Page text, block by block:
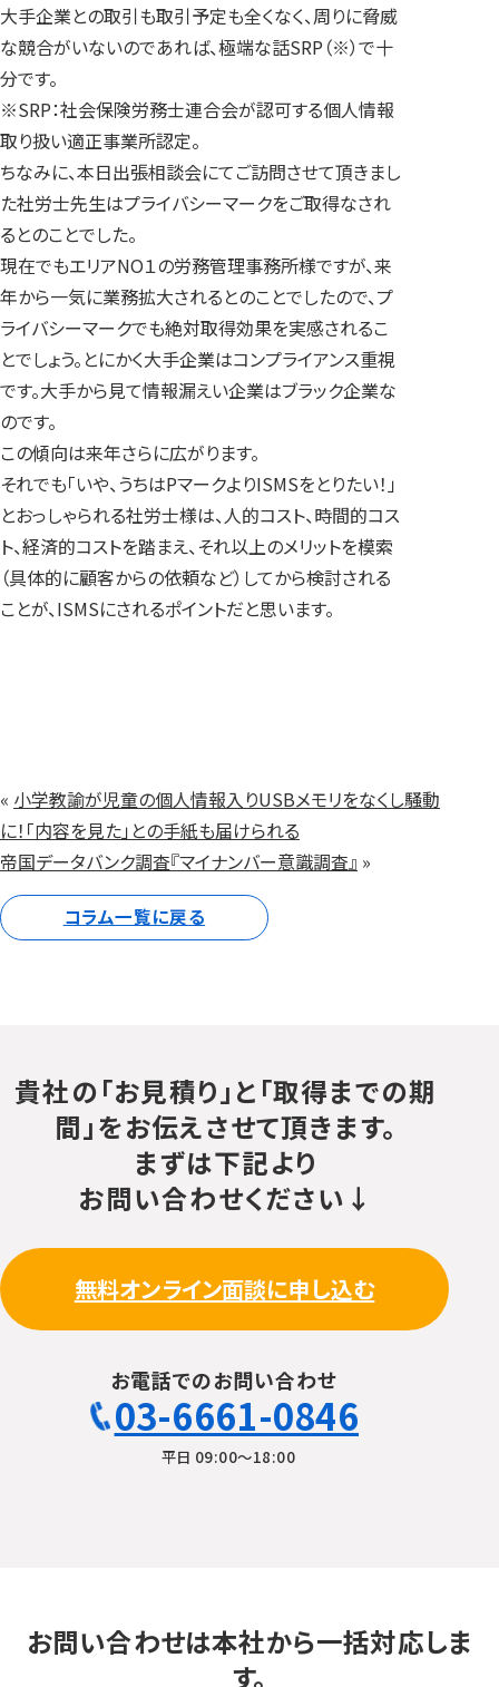
大手企業との取引も取引予定も全くなく、周りに脅威
な競合がいないのであれば、極端な話SRP（※）で十
分です。
※SRP：社会保険労務士連合会が認可する個人情報
取り扱い適正事業所認定。
ちなみに、本日出張相談会にてご訪問させて頂きまし
た社労士先生はプライバシーマークをご取得なされ
るとのことでした。
現在でもエリアNO１の労務管理事務所様ですが、来
年から一気に業務拡大されるとのことでしたので、プ
ライバシーマークでも絶対取得効果を実感されるこ
とでしょう。とにかく大手企業はコンプライアンス重視
です。大手から見て情報漏えい企業はブラック企業な
のです。
この傾向は来年さらに広がります。
それでも「いや、うちはPマークよりISMSをとりたい！」
とおっしゃられる社労士様は、人的コスト、時間的コス
ト、経済的コストを踏まえ、それ以上のメリットを模索
（具体的に顧客からの依頼など）してから検討される
ことが、ISMSにされるポイントだと思います。
« 小学教諭が児童の個人情報入りUSBメモリをなくし騒動
に！「内容を見た」との手紙も届けられる
帝国データバンク調査『マイナンバー意識調査』 »
コラム一覧に戻る
貴社の「お見積り」と「取得までの期
間」をお伝えさせて頂きます。
まずは下記より
お問い合わせください↓
無料オンライン面談に申し込む
お電話でのお問い合わせ
03-6661-0846
平日 09:00〜18:00
お問い合わせは本社から一括対応しま
す。